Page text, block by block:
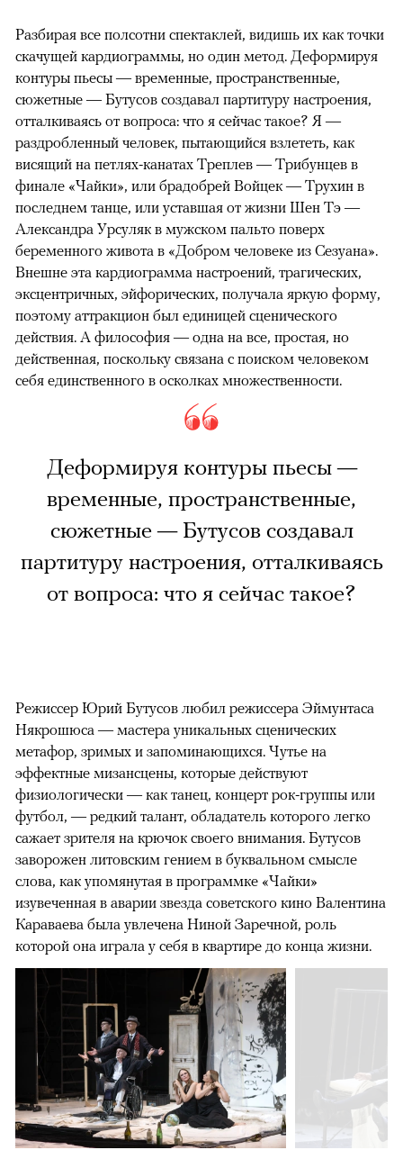
Разбирая все полсотни спектаклей, видишь их как точки
скачущей кардиограммы, но один метод. Деформируя
контуры пьесы — временные, пространственные,
сюжетные — Бутусов создавал партитуру настроения,
отталкиваясь от вопроса: что я сейчас такое? Я —
раздробленный человек, пытающийся взлететь, как
висящий на петлях-канатах Треплев — Трибунцев в
финале «Чайки», или брадобрей Войцек — Трухин в
последнем танце, или уставшая от жизни Шен Тэ —
Александра Урсуляк в мужском пальто поверх
беременного живота в «Добром человеке из Сезуана».
Внешне эта кардиограмма настроений, трагических,
эксцентричных, эйфорических, получала яркую форму,
поэтому аттракцион был единицей сценического
действия. А философия — одна на все, простая, но
действенная, поскольку связана с поиском человеком
себя единственного в осколках множественности.
Деформируя контуры пьесы —
временные, пространственные,
сюжетные — Бутусов создавал
партитуру настроения, отталкиваясь
от вопроса: что я сейчас такое?
Режиссер Юрий Бутусов любил режиссера Эймунтаса
Някрошюса — мастера уникальных сценических
метафор, зримых и запоминающихся. Чутье на
эффектные мизансцены, которые действуют
физиологически — как танец, концерт рок-группы или
футбол, — редкий талант, обладатель которого легко
сажает зрителя на крючок своего внимания. Бутусов
заворожен литовским гением в буквальном смысле
слова, как упомянутая в программке «Чайки»
изувеченная в аварии звезда советского кино Валентина
Караваева была увлечена Ниной Заречной, роль
которой она играла у себя в квартире до конца жизни.